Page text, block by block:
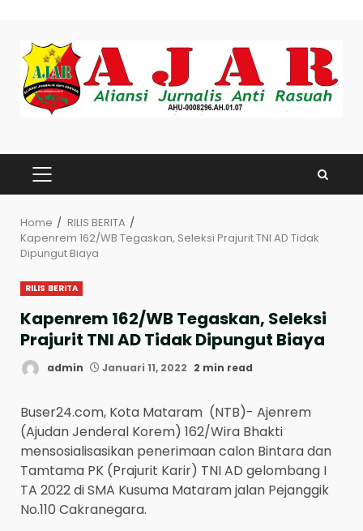
content
PRIMARY
MENU
Home
RILIS BERITA
Kapenrem 162/WB Tegaskan, Seleksi Prajurit TNI AD Tidak
Dipungut Biaya
RILIS BERITA
Kapenrem 162/WB Tegaskan, Seleksi
Prajurit TNI AD Tidak Dipungut Biaya
admin Januari 11, 2022 2 min read
Buser24.com, Kota Mataram (NTB)- Ajenrem
(Ajudan Jenderal Korem) 162/Wira Bhakti
mensosialisasikan penerimaan calon Bintara dan
Tamtama PK (Prajurit Karir) TNI AD gelombang I
TA 2022 di SMA Kusuma Mataram jalan Pejanggik
No.110 Cakranegara.